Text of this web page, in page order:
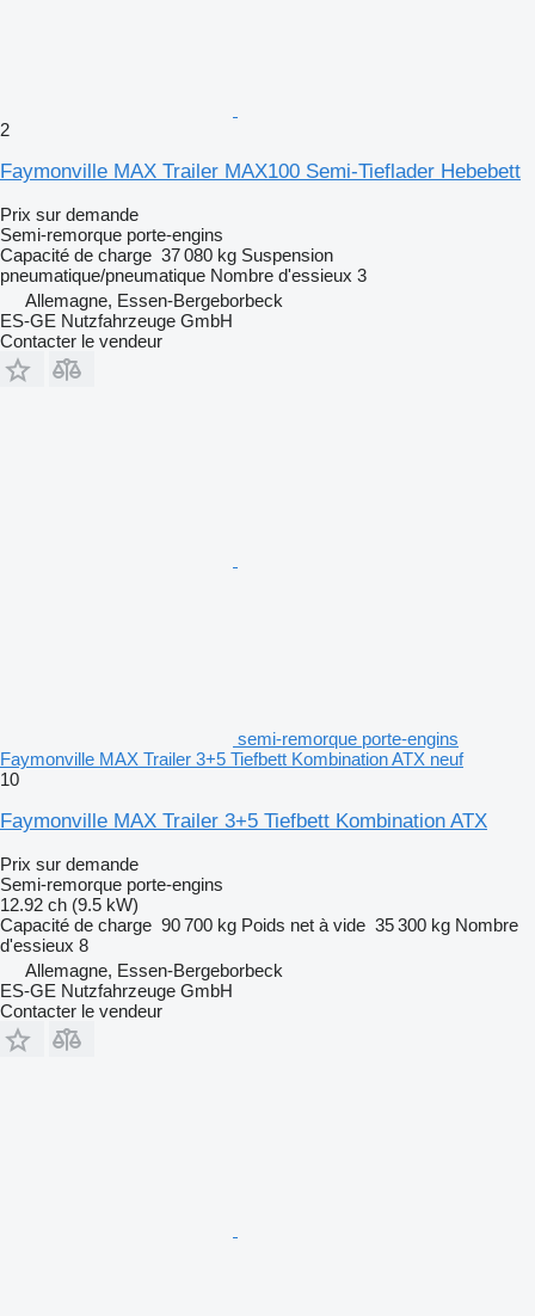
2
Faymonville MAX Trailer MAX100 Semi-Tieflader Hebebett
Prix sur demande
Semi-remorque porte-engins
Capacité de charge 37 080 kg Suspension
pneumatique/pneumatique Nombre d'essieux 3
Allemagne, Essen-Bergeborbeck
ES-GE Nutzfahrzeuge GmbH
Contacter le vendeur
semi-remorque porte-engins
Faymonville MAX Trailer 3+5 Tiefbett Kombination ATX neuf
10
Faymonville MAX Trailer 3+5 Tiefbett Kombination ATX
Prix sur demande
Semi-remorque porte-engins
12.92 ch (9.5 kW)
Capacité de charge 90 700 kg Poids net à vide 35 300 kg Nombre
d'essieux 8
Allemagne, Essen-Bergeborbeck
ES-GE Nutzfahrzeuge GmbH
Contacter le vendeur